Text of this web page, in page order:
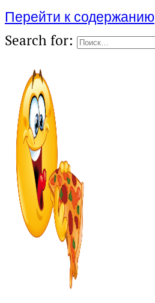
Перейти к содержанию
Search for: